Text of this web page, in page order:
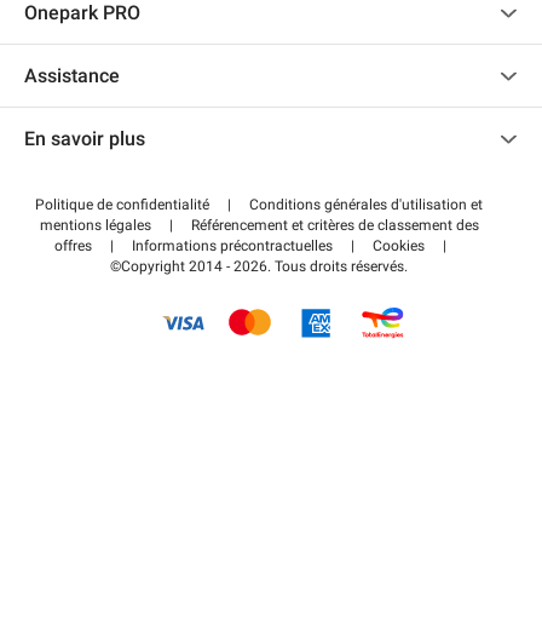
Recrutement
Onepark PRO
Accéder à mon espace partenaire
Assistance
Centre d'aide
Régler votre stationnement FLOW
En savoir plus
Wiki
Guide du stationnement
Politique de confidentialité |
Conditions générales d'utilisation et
mentions légales
|
Référencement et critères de classement des
offres
| Informations précontractuelles | Cookies
|
©Copyright 2014 - 2026. Tous droits réservés.